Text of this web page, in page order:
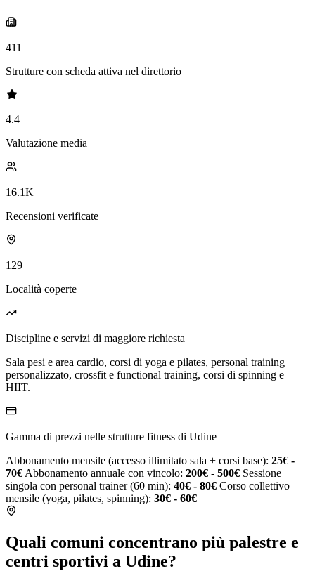
411
Strutture con scheda attiva nel direttorio
4.4
Valutazione media
16.1K
Recensioni verificate
129
Località coperte
Discipline e servizi di maggiore richiesta
Sala pesi e area cardio, corsi di yoga e pilates, personal training
personalizzato, crossfit e functional training, corsi di spinning e
HIIT.
Gamma di prezzi nelle strutture fitness di Udine
Abbonamento mensile (accesso illimitato sala + corsi base): 25€ -
70€ Abbonamento annuale con vincolo: 200€ - 500€ Sessione
singola con personal trainer (60 min): 40€ - 80€ Corso collettivo
mensile (yoga, pilates, spinning): 30€ - 60€
Quali comuni concentrano più palestre e
centri sportivi a Udine?